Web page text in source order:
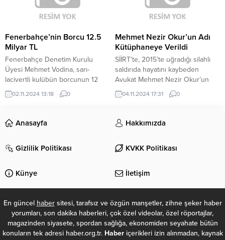
noel tatili dönemi sonrasında
yapacağı toplantıda, gerilimlerin
gibi bir nedenle ödeme
altyapısında yaşanabilecek olası
sorunları görüşecek. Toplantının...
Fenerbahçe’nin Borcu 12.5
Milyar TL
Fenerbahçe Denetim Kurulu
Üyesi Mehmet Vodina, sarı-
lacivertli kulübün borcunun 12
milyar 571 milyon TL olduğunu
açıkladı. Fenerbahçe Yüksek
Fenerbahçe Spor Kulübü Faruk
Ilgaz Tesisleri’nde yapılıyor.
Fenerbahçe Denetim Kurulu
2023 – 31 Mayıs 2024 dönemin
ilişkin mali tablo hakkında bilgiler...
02.11.2024 13:18 0
Mehmet Nezir Okur’un Adı
Kütüphaneye Verildi
SİİRT’te, 2015’te uğradığı silahlı
saldırıda hayatını kaybeden
Avukat Mehmet Nezir Okur’un
ismi, Siirt Barosu tarafından
yaptırılan kütüphaneye verildi
Politikalar İl Müdürlüğü önünde
uğradığı silahlı saldırıda hayatını
avukatlarından Mehmet Nezir
tarafından Siirt Atatürk Anadolu
Lisesi’nde yaptırılan kütüphaneye
verildi. Kütüphanenin...
04.11.2024 17:31 0
Anasayfa Hakkımızda
Gizlilik Politikası KVKK Politikası
Künye İletişim
En güncel habersitesi, tarafsız ve özgün manşetler, zihne şeker haber
yorumları, son dakika haberleri, çok özel videolar, özel röportajlar,
magazinden siyasete, spordan sağlığa, ekonomiden seyahate bütün
konuların tek adresi haber.org.tr. Haberiçerikleri izin alınmadan, kaynak